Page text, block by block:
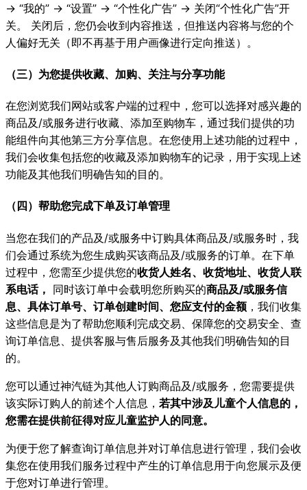
→ “我的” → “设置” → “个性化广告” → 关闭“个性化广告”开
关。 关闭后，您仍会收到内容推送，但推送内容将与您的个
人偏好无关（即不再基于用户画像进行定向推送）。
（三）为您提供收藏、加购、关注与分享功能
在您浏览我们网站或客户端的过程中，您可以选择对感兴趣的
商品及/或服务进行收藏、添加至购物车，通过我们提供的功
能组件向其他第三方分享信息。在您使用上述功能的过程中，
我们会收集包括您的收藏及添加购物车的记录，用于实现上述
功能及其他我们明确告知的目的。
（四）帮助您完成下单及订单管理
当您在我们的产品及/或服务中订购具体商品及/或服务时，我
们会通过系统为您生成购买该商品及/或服务的订单。在下单
过程中，您需至少提供您的收货人姓名、收货地址、收货人联
系电话， 同时该订单中会载明您所购买的商品及/或服务信
息、具体订单号、订单创建时间、您应支付的金额 ，我们收集
这些信息是为了帮助您顺利完成交易、保障您的交易安全、查
询订单信息、提供客服与售后服务及其他我们明确告知的目
的。
您可以通过神汽链为其他人订购商品及/或服务，您需要提供
该实际订购人的前述个人信息， 若其中涉及儿童个人信息的，
您需在提供前征得对应儿童监护人的同意。
为便于您了解查询订单信息并对订单信息进行管理，我们会收
集您在使用我们服务过程中产生的订单信息用于向您展示及便
于您对订单进行管理。